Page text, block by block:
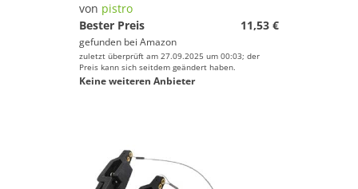
von pistro
Bester Preis
11,53 €
gefunden bei Amazon
zuletzt überprüft am 27.09.2025 um 00:03; der
Preis kann sich seitdem geändert haben.
Keine weiteren Anbieter